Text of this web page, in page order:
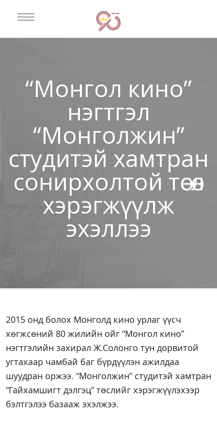
“Монгол кино”
нэгтгэл
“Монголжин”
студитэй хамтран
сонирхолтой төсөл
хэрэгжүүлж
эхэллээ
2015 онд болох Монголд кино урлаг үүсч
хөгжсөний 80 жилийн ойг “Монгол кино”
нэгтгэлийн захирал Ж.Солонго тун дорвитой
угтахаар чамбай баг бүрдүүлэн ажилдаа
шуудран оржээ. “Монголжин” студитэй хамтран
“Гайхамшигт дэлгэц” төслийг хэрэгжүүлэхээр
бэлтгэлээ базааж эхэлжээ.